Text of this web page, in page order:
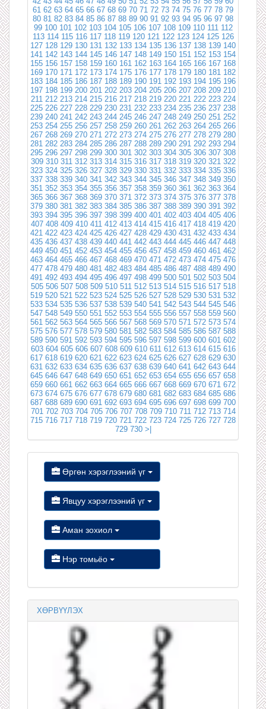
61 62 63 64 65 66 67 68 69 70 71 72 73 74 75 76 77 78 79
80 81 82 83 84 85 86 87 88 89 90 91 92 93 94 95 96 97 98
99 100 101 102 103 104 105 106 107 108 109 110 111 112
113 114 115 116 117 118 119 120 121 122 123 124 125 126
127 128 129 130 131 132 133 134 135 136 137 138 139 140
141 142 143 144 145 146 147 148 149 150 151 152 153 154
155 156 157 158 159 160 161 162 163 164 165 166 167 168
169 170 171 172 173 174 175 176 177 178 179 180 181 182
183 184 185 186 187 188 189 190 191 192 193 194 195 196
197 198 199 200 201 202 203 204 205 206 207 208 209 210
211 212 213 214 215 216 217 218 219 220 221 222 223 224
225 226 227 228 229 230 231 232 233 234 235 236 237 238
239 240 241 242 243 244 245 246 247 248 249 250 251 252
253 254 255 256 257 258 259 260 261 262 263 264 265 266
267 268 269 270 271 272 273 274 275 276 277 278 279 280
281 282 283 284 285 286 287 288 289 290 291 292 293 294
295 296 297 298 299 300 301 302 303 304 305 306 307 308
309 310 311 312 313 314 315 316 317 318 319 320 321 322
323 324 325 326 327 328 329 330 331 332 333 334 335 336
337 338 339 340 341 342 343 344 345 346 347 348 349 350
351 352 353 354 355 356 357 358 359 360 361 362 363 364
365 366 367 368 369 370 371 372 373 374 375 376 377 378
379 380 381 382 383 384 385 386 387 388 389 390 391 392
393 394 395 396 397 398 399 400 401 402 403 404 405 406
407 408 409 410 411 412 413 414 415 416 417 418 419 420
421 422 423 424 425 426 427 428 429 430 431 432 433 434
435 436 437 438 439 440 441 442 443 444 445 446 447 448
449 450 451 452 453 454 455 456 457 458 459 460 461 462
463 464 465 466 467 468 469 470 471 472 473 474 475 476
477 478 479 480 481 482 483 484 485 486 487 488 489 490
491 492 493 494 495 496 497 498 499 500 501 502 503 504
505 506 507 508 509 510 511 512 513 514 515 516 517 518
519 520 521 522 523 524 525 526 527 528 529 530 531 532
533 534 535 536 537 538 539 540 541 542 543 544 545 546
547 548 549 550 551 552 553 554 555 556 557 558 559 560
561 562 563 564 565 566 567 568 569 570 571 572 573 574
575 576 577 578 579 580 581 582 583 584 585 586 587 588
589 590 591 592 593 594 595 596 597 598 599 600 601 602
603 604 605 606 607 608 609 610 611 612 613 614 615 616
617 618 619 620 621 622 623 624 625 626 627 628 629 630
631 632 633 634 635 636 637 638 639 640 641 642 643 644
645 646 647 648 649 650 651 652 653 654 655 656 657 658
659 660 661 662 663 664 665 666 667 668 669 670 671 672
673 674 675 676 677 678 679 680 681 682 683 684 685 686
687 688 689 690 691 692 693 694 695 696 697 698 699 700
701 702 703 704 705 706 707 708 709 710 711 712 713 714
715 716 717 718 719 720 721 722 723 724 725 726 727 728
729 730 >|
Өргөн хэрэглээний үг
Явцуу хэрэглээний үг
Аман зохиол
Нэр томьёо
ХӨРВҮҮЛЭХ